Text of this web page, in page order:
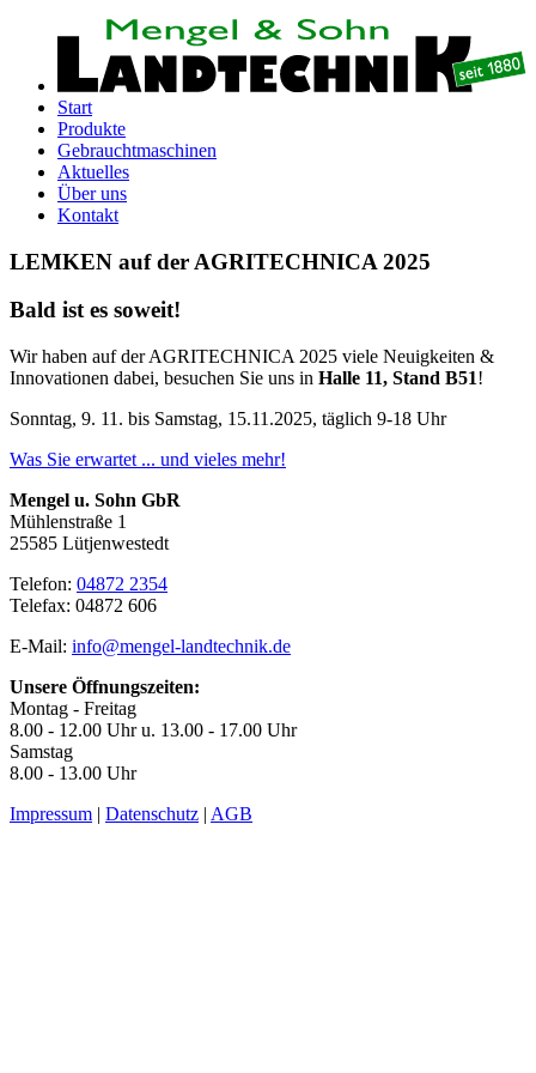
Start
Produkte
Gebrauchtmaschinen
Aktuelles
Über uns
Kontakt
LEMKEN auf der AGRITECHNICA 2025
Bald ist es soweit!
Wir haben auf der AGRITECHNICA 2025 viele Neuigkeiten &
Innovationen dabei, besuchen Sie uns in Halle 11, Stand B51!
Sonntag, 9. 11. bis Samstag, 15.11.2025, täglich 9-18 Uhr
Was Sie erwartet ... und vieles mehr!
Mengel u. Sohn GbR
Mühlenstraße 1
25585 Lütjenwestedt
Telefon: 04872 2354
Telefax: 04872 606
E-Mail: info@mengel-landtechnik.de
Unsere Öffnungszeiten:
Montag - Freitag
8.00 - 12.00 Uhr u. 13.00 - 17.00 Uhr
Samstag
8.00 - 13.00 Uhr
Impressum | Datenschutz | AGB